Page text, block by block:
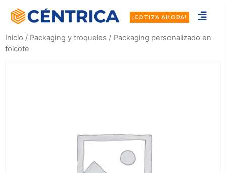
¡COTIZA AHORA!
Inicio / Packaging y troqueles / Packaging personalizado en
folcote